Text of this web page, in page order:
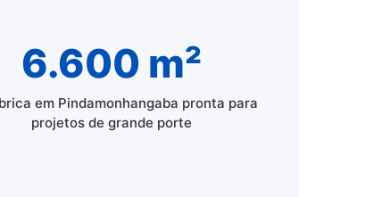
6.600 m²
em Pindamonhangaba pronta para
projetos de grande porte